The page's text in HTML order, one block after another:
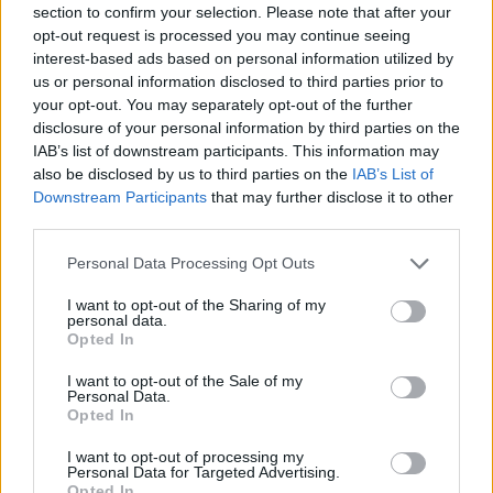
section to confirm your selection. Please note that after your
opt-out request is processed you may continue seeing
interest-based ads based on personal information utilized by
us or personal information disclosed to third parties prior to
your opt-out. You may separately opt-out of the further
disclosure of your personal information by third parties on the
IAB’s list of downstream participants. This information may
also be disclosed by us to third parties on the IAB’s List of
Downstream Participants that may further disclose it to other
Personal Data Processing Opt Outs
I want to opt-out of the Sharing of my
personal data.
Opted In
I want to opt-out of the Sale of my
Personal Data.
Opted In
I want to opt-out of processing my
Personal Data for Targeted Advertising.
stimatissimo dalla dirigenza, sia per la sua carriera da
giocatore, che per l’esperienza di successo al Bayer
Leverkusen. I Blues vogliono un tecnico di esperienza, a
differenza di Rosenior e Maresca. La seconda opzione è
invece quella diAndoni Iraola, il basco del Bournemouth.
Iraola ad aprile ha confermato che lascerà le Cherries al
termine di questa stagione. Il Crystal Palace lo sta
pressando per sostituire Oliver Glasner.
Anno di Fondazione:1905